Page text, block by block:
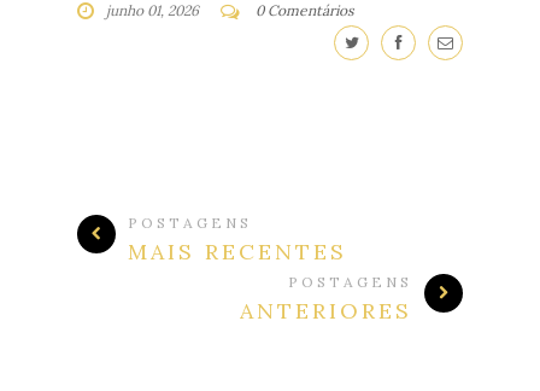
junho 01, 2026 0 Comentários
POSTAGENS
MAIS RECENTES
POSTAGENS
ANTERIORES